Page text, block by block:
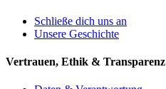
Schließe dich uns an
Unsere Geschichte
Vertrauen, Ethik & Transparenz